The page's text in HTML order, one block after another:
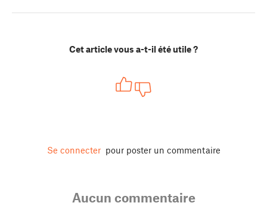
Cet article vous a-t-il été utile ?
Se connecter pour poster un commentaire
Aucun commentaire